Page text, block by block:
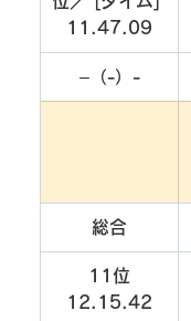
11.47.09
–（-）-
総合
11位
12.15.42